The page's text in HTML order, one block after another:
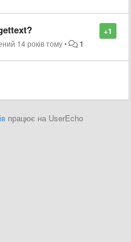
+1
14 років тому• 1
працює на UserEcho